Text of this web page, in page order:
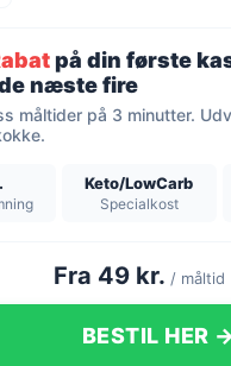
på din første
næste fire
måltider på 3 minutter.
Keto/LowCarb
Specialkost
Fra 49 kr. / måltid
BESTIL HER